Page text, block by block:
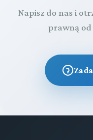
Napisz do nas i
prawną od